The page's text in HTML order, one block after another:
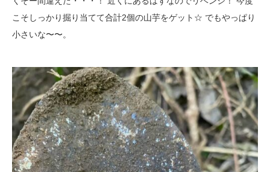
こそしっかり掘り当てて合計2個の山芋をゲット☆ でもやっぱり
小さいな〜〜。